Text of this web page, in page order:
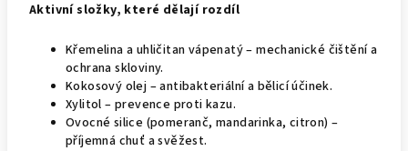
Aktivní složky, které dělají rozdíl
Křemelina a uhličitan vápenatý – mechanické čištění a
ochrana skloviny.
Kokosový olej – antibakteriální a bělicí účinek.
Xylitol – prevence proti kazu.
Ovocné silice (pomeranč, mandarinka, citron) –
příjemná chuť a svěžest.